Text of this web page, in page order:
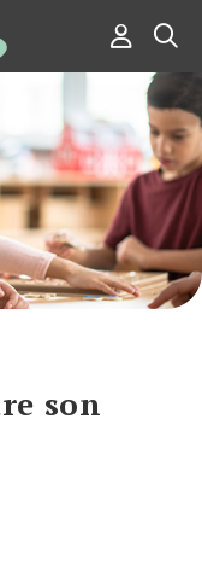
son